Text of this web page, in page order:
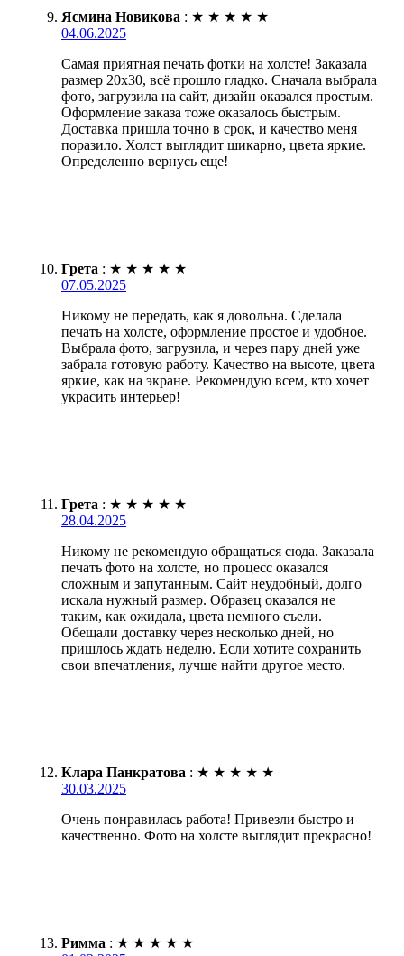
Ясмина Новикова : ★ ★ ★ ★ ★
04.06.2025
Самая приятная печать фотки на холсте! Заказала
размер 20х30, всё прошло гладко. Сначала выбрала
фото, загрузила на сайт, дизайн оказался простым.
Оформление заказа тоже оказалось быстрым.
Доставка пришла точно в срок, и качество меня
поразило. Холст выглядит шикарно, цвета яркие.
Определенно вернусь еще!
Грета : ★ ★ ★ ★ ★
07.05.2025
Никому не передать, как я довольна. Сделала
печать на холсте, оформление простое и удобное.
Выбрала фото, загрузила, и через пару дней уже
забрала готовую работу. Качество на высоте, цвета
яркие, как на экране. Рекомендую всем, кто хочет
украсить интерьер!
Грета : ★ ★ ★ ★ ★
28.04.2025
Никому не рекомендую обращаться сюда. Заказала
печать фото на холсте, но процесс оказался
сложным и запутанным. Сайт неудобный, долго
искала нужный размер. Образец оказался не
таким, как ожидала, цвета немного съели.
Обещали доставку через несколько дней, но
пришлось ждать неделю. Если хотите сохранить
свои впечатления, лучше найти другое место.
Клара Панкратова : ★ ★ ★ ★ ★
30.03.2025
Очень понравилась работа! Привезли быстро и
качественно. Фото на холсте выглядит прекрасно!
Римма : ★ ★ ★ ★ ★